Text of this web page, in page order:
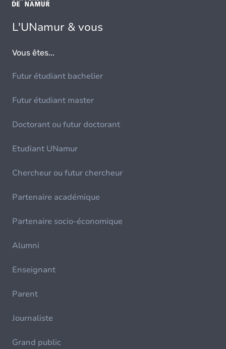
L'UNamur & vous
Vous êtes...
Futur étudiant bachelier
Futur étudiant master
Doctorant ou futur doctorant
Etudiant UNamur
Chercheur ou futur chercheur
Partenaire académique
Partenaire socio-économique
Alumni
Enseignant
Parent
Journaliste
Grand public